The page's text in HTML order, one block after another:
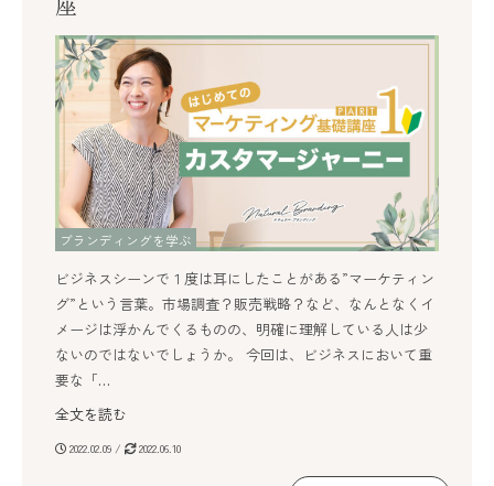
ブランディングを学ぶ
ビジネスシーンで１度は耳にしたことがある”マーケティン
グ”という言葉。市場調査？販売戦略？など、なんとなくイ
メージは浮かんでくるものの、明確に理解している人は少
ないのではないでしょうか。 今回は、ビジネスにおいて重
要な「…
全文を読む
2022.02.09 / 2022.06.10